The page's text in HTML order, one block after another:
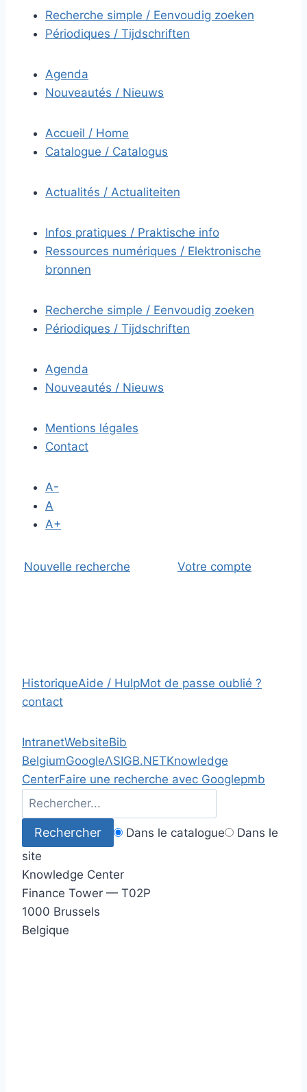
Recherche simple / Eenvoudig zoeken
Périodiques / Tijdschriften
Agenda
Nouveautés / Nieuws
Accueil / Home
Catalogue / Catalogus
Actualités / Actualiteiten
Infos pratiques / Praktische info
Ressources numériques / Elektronische
bronnen
Recherche simple / Eenvoudig zoeken
Périodiques / Tijdschriften
Agenda
Nouveautés / Nieuws
Mentions légales
Contact
A-
A
A+
Nouvelle recherche Votre compte
HistoriqueAide / HulpMot de passe oublié ?
contact
IntranetWebsiteBib
BelgiumGoogleΛSIGB.NETKnowledge
CenterFaire une recherche avec Googlepmb
Dans le catalogue
Dans le
site
Knowledge Center
Finance Tower — T02P
1000 Brussels
Belgique